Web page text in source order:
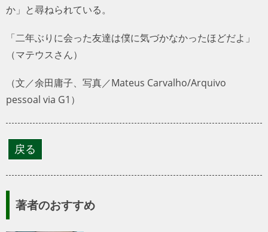
か」と尋ねられている。
「二年ぶりに会った友達は僕に気づかなかったほどだよ」
（マテウスさん）
（文／余田庸子、写真／Mateus Carvalho/Arquivo
pessoal via G1）
著者のおすすめ